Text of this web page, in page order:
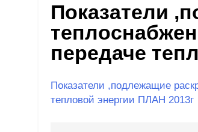
Показатели
передаче
Показатели ,подлежащие
тепловой энергии ПЛАН 2013г